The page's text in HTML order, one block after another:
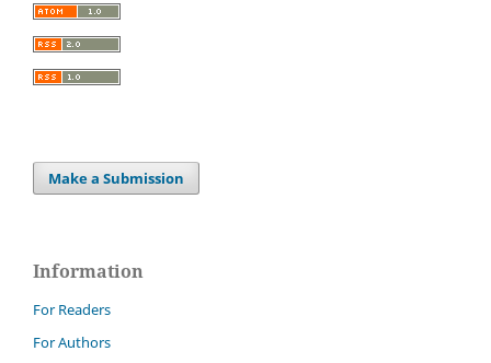
Make a Submission
Information
For Readers
For Authors